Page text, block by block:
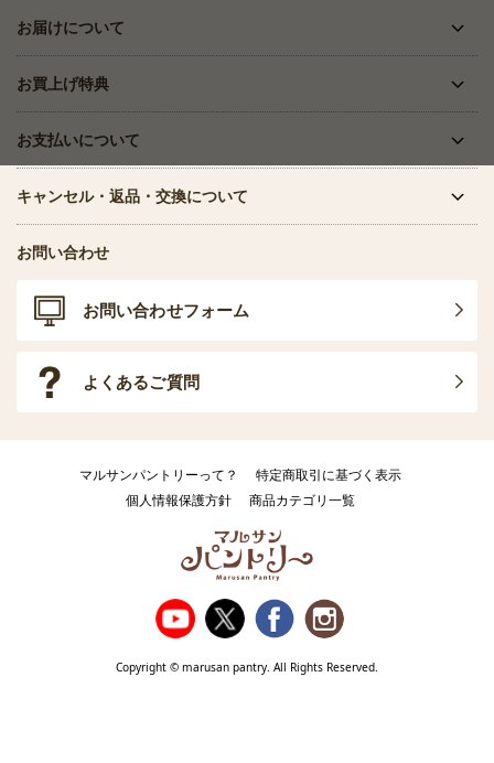
お届けについて
お買上げ特典
お支払いについて
キャンセル・返品・交換について
お問い合わせ
お問い合わせフォーム
よくあるご質問
マルサンパントリーって？
特定商取引に基づく表示
個人情報保護方針
商品カテゴリ一覧
Copyright © marusan pantry. All Rights Reserved.